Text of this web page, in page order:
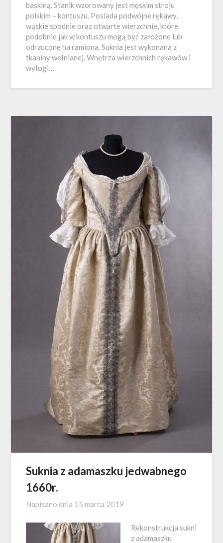
baskiną. Stanik wzorowany jest męskim stroju
polskim – kontuszu. Posiada podwójne rękawy,
wąskie spodnie oraz otwarte wierzchnie, które
podobnie jak w kontuszu mogą być założone lub
odrzucone na ramiona. Suknia jest wykonana z
tkaniny wełnianej. Wnętrza wierzchnich rękawów i
wyłogi…
Suknia z adamaszku jedwabnego
1660r.
Napisano dnia 15 marca 2019
Rekonstrukcja sukni
z adamaszku